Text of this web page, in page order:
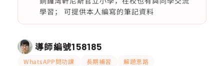
學習； 可提供本人編寫的筆記資料
導師編號158185
WhatsAPP問功課 長期補習 解題思路